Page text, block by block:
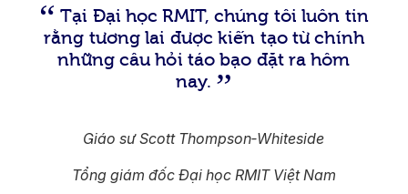
Tại Đại học RMIT, chúng tôi luôn tin
rằng tương lai được kiến tạo từ chính
những câu hỏi táo bạo đặt ra hôm
nay.
Giáo sư Scott Thompson‑Whiteside
Tổng giám đốc Đại học RMIT Việt Nam